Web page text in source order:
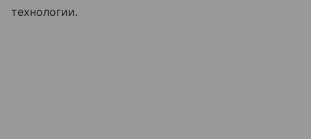
технологии.